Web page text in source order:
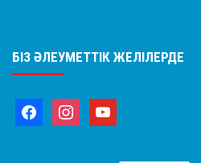
БІЗ ӘЛЕУМЕТТІК ЖЕЛІЛЕРДЕ